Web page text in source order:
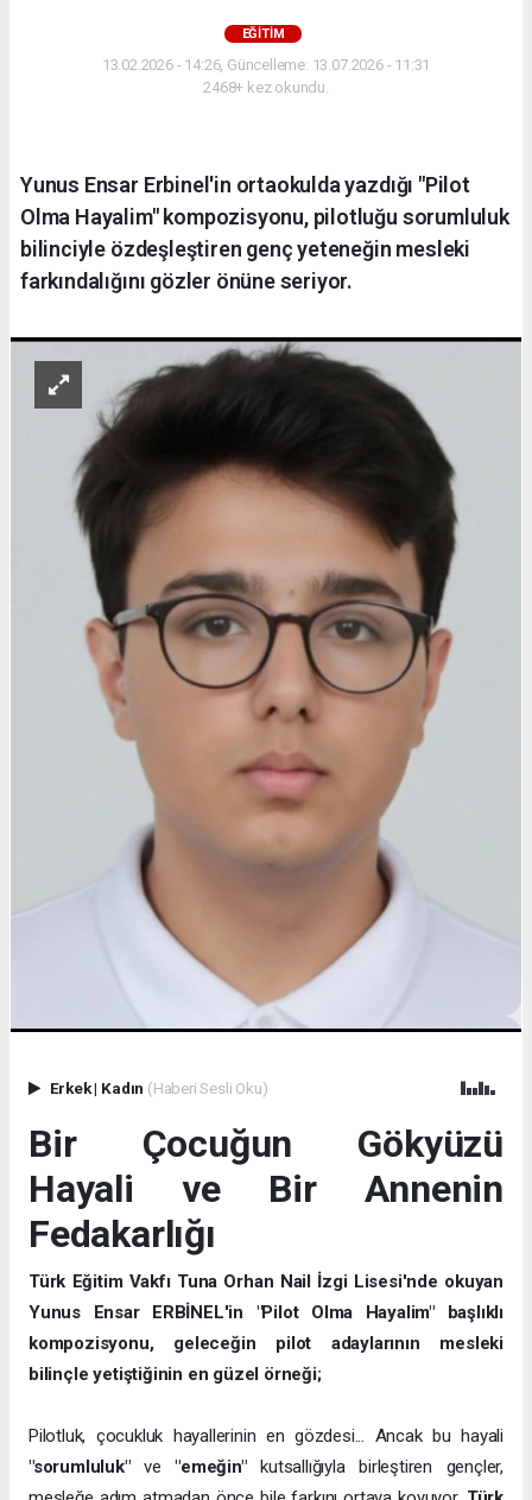
EĞITIM
13.02.2026 - 14:26, Güncelleme: 13.07.2026 - 11:31
2468+ kez okundu.
Yunus Ensar Erbinel'in ortaokulda yazdığı "Pilot
Olma Hayalim" kompozisyonu, pilotluğu sorumluluk
bilinciyle özdeşleştiren genç yeteneğin mesleki
farkındalığını gözler önüne seriyor.
Erkek| Kadın (Haberi Sesli Oku)
Bir Çocuğun Gökyüzü
Hayali ve Bir Annenin
Fedakarlığı
Türk Eğitim Vakfı Tuna Orhan Nail İzgi Lisesi'nde okuyan
Yunus Ensar ERBİNEL'in "Pilot Olma Hayalim" başlıklı
kompozisyonu, geleceğin pilot adaylarının mesleki
bilinçle yetiştiğinin en güzel örneği;
Pilotluk, çocukluk hayallerinin en gözdesi... Ancak bu hayali
"sorumluluk"ve"emeğin"kutsallığıyla birleştiren gençler,